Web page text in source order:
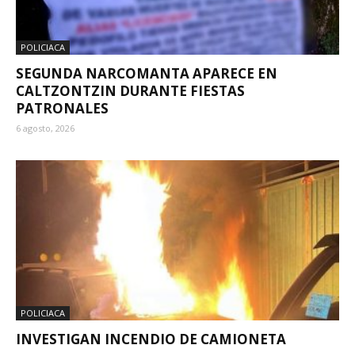
POLICIACA
SEGUNDA NARCOMANTA APARECE EN
CALTZONTZIN DURANTE FIESTAS
PATRONALES
6 agosto, 2026
POLICIACA
INVESTIGAN INCENDIO DE CAMIONETA